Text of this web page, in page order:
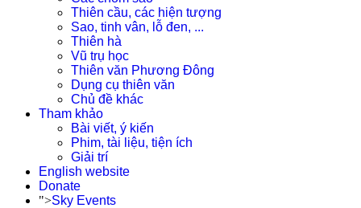
Thiên cầu, các hiện tượng
Sao, tinh vân, lỗ đen, ...
Thiên hà
Vũ trụ học
Thiên văn Phương Đông
Dụng cụ thiên văn
Chủ đề khác
Tham khảo
Bài viết, ý kiến
Phim, tài liệu, tiện ích
Giải trí
English website
Donate
">Sky Events